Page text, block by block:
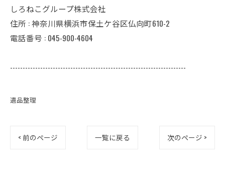
しろねこグループ株式会社
住所 : 神奈川県横浜市保土ケ谷区仏向町610-2
電話番号 : 045-900-4604
----------------------------------------------------------------------
遺品整理
< 前のページ 一覧に戻る 次のページ >